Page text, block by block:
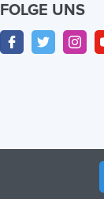
FOLGE UNS